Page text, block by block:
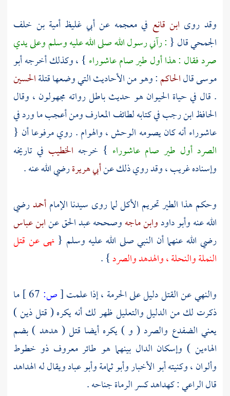
وقد روى ابن قانع في معجمه عنأبي غليظ أمية بن خلف
الجمحيقال { : رآني رسول الله صلى الله عليه وسلم وعلى يدي
صرد فقال : هذا أول طير صام عاشوراء } ، وكذلك أخرجهأبو
موسىقالالحاكم: وهو من الأحاديث التي وضعها قتلةالحسين
. قال في حياة الحيوان هو حديث باطل رواته مجهولون ، وقال
الحافظ ابن رجبفي كتابه لطائف المعارف ومن أعجب ما ورد في
عاشوراء أنه كان يصومه الوحش ، والهوام . روي مرفوعا أن {
الصرد أول طير صام عاشوراء } خرجه الخطيب في تاريخه
وإسناده غريب ، وقد روي ذلك عنأبي هريرةرضي الله عنه .
وحكم هذا الطير تحريم الأكل لما روى سيدنا الإمامأحمدرضي
الله عنهوأبو داودوابن ماجهوصححهعبد الحقعنابن عباس
رضي الله عنهما أن النبي صلى الله عليه وسلم {نهى عن قتل
النملة والنحلة ، والهدهد والصرد} .
والنهي عن القتل دليل على الحرمة ، إذا علمت[ص:
ما
ذكرت لك من الدليل والتعليل ظهر لك أنه يكره ( قتل ذين )
يعني الضفدع والصرد ( و ) يكره أيضا قتل ( هدهد ) بضم
الهاءين ) وإسكان الدال بينهما هو طائر معروف ذو خطوط
وألوان ، وكنيته أبو الأخبار وأبو ثمامة وأبو عباد ويقال له الهداهد
قالالراعي: كهداهد كسر الرماة جناحه .